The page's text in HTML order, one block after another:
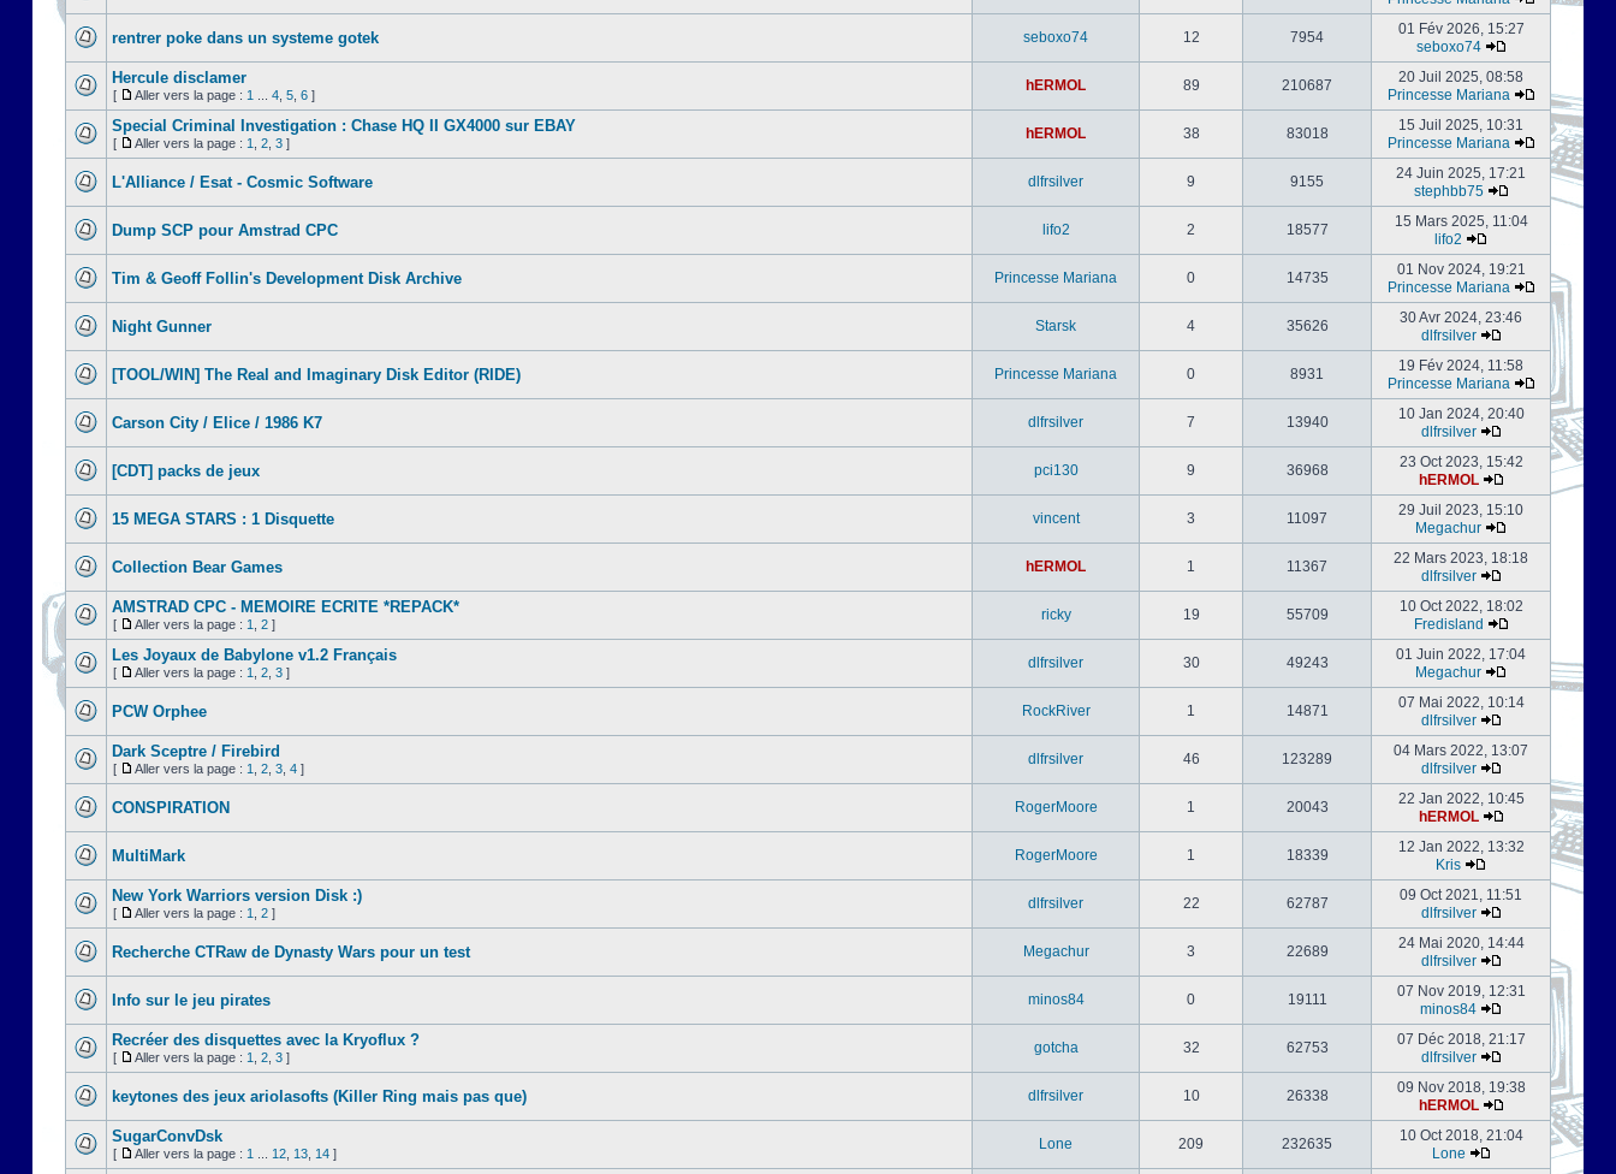
rentrer poke dans un systeme gotek seboxo74 12 7954
01 Fév 2026, 15:27
seboxo74
Hercule disclamer
[ Aller vers la page : 1 4 5 6 ]
hERMOL 89 210687
20 Juil 2025, 08:58
Princesse Mariana
Special Criminal Investigation : Chase HQ II GX4000 sur EBAY
[ Aller vers la page : 1 2 3 ]
hERMOL 38 83018
15 Juil 2025, 10:31
Princesse Mariana
L'Alliance / Esat - Cosmic Software dlfrsilver 9 9155
24 Juin 2025, 17:21
stephbb75
Dump SCP pour Amstrad CPC lifo2 2 18577
15 Mars 2025, 11:04
lifo2
Tim & Geoff Follin's Development Disk Archive Princesse Mariana 0 14735
01 Nov 2024, 19:21
Princesse Mariana
Night Gunner Starsk 4 35626
30 Avr 2024, 23:46
dlfrsilver
[TOOL/WIN] The Real and Imaginary Disk Editor (RIDE) Princesse Mariana 0 8931
19 Fév 2024, 11:58
Princesse Mariana
Carson City / Elice / 1986 K7 dlfrsilver 7 13940
10 Jan 2024, 20:40
dlfrsilver
[CDT] packs de jeux pci130 9 36968
23 Oct 2023, 15:42
hERMOL
15 MEGA STARS : 1 Disquette vincent 3 11097
29 Juil 2023, 15:10
Megachur
Collection Bear Games hERMOL 1 11367
22 Mars 2023, 18:18
dlfrsilver
AMSTRAD CPC - MEMOIRE ECRITE *REPACK*
[ Aller vers la page : 1 2 ]
ricky 19 55709
10 Oct 2022, 18:02
Fredisland
Les Joyaux de Babylone v1.2 Français
[ Aller vers la page : 1 2 3 ]
dlfrsilver 30 49243
01 Juin 2022, 17:04
Megachur
PCW Orphee RockRiver 1 14871
07 Mai 2022, 10:14
dlfrsilver
Dark Sceptre / Firebird
[ Aller vers la page : 1 2 3 4 ]
dlfrsilver 46 123289
04 Mars 2022, 13:07
dlfrsilver
CONSPIRATION RogerMoore 1 20043
22 Jan 2022, 10:45
hERMOL
MultiMark RogerMoore 1 18339
12 Jan 2022, 13:32
Kris
New York Warriors version Disk :)
[ Aller vers la page : 1 2 ]
dlfrsilver 22 62787
09 Oct 2021, 11:51
dlfrsilver
Recherche CTRaw de Dynasty Wars pour un test Megachur 3 22689
24 Mai 2020, 14:44
dlfrsilver
Info sur le jeu pirates minos84 0 19111
07 Nov 2019, 12:31
minos84
Recréer des disquettes avec la Kryoflux ?
[ Aller vers la page : 1 2 3 ]
gotcha 32 62753
07 Déc 2018, 21:17
dlfrsilver
keytones des jeux ariolasofts (Killer Ring mais pas que) dlfrsilver 10 26338
09 Nov 2018, 19:38
hERMOL
SugarConvDsk
[ Aller vers la page : 1 12 13 14 ]
Lone 209 232635
10 Oct 2018, 21:04
Lone